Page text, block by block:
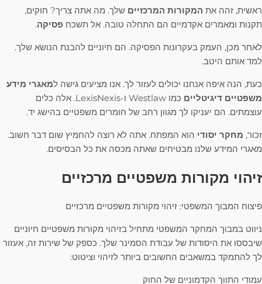
ראשית, זהה את המקורות המרכזיים שלך. מה אתה צריך? חוקים,
תקנות ומאמרים אקדמיים הם התחלה טובה. אל תשכח פסיקה.
לאחר מכן, העמק בעקרונות הפסיקה. הם חיוניים להבנת הנושא שלך.
למד אותם היטב.
כעת, הנה איפה אנחנו יכולים לעזור לך. אנו מציעים גישה למאגרי מידע
משפטיים דיגיטליים
כמו Westlaw ו-LexisNexis. אלה כלים
עוצמתים. הם יעניקו לך מגוון רחב של חומרים משפטיים בהישג יד.
זכור, מחקר יסודי הוא המפתח. אתה לא רוצה להחמיץ שום דבר חשוב.
מאגרי המידע שלנו מבטיחים שאתה מכסה את כל הבסיסים.
זיהוי מקורות משפטיים מרכזיים
פיצוח המבוך המשפטי: זיהוי מקורות משפטיים מרכזיים
ניווט במבוך המחקר המשפטי מתחיל בזיהוי מקורות משפטיים חיוניים
שיבססו את היסודות של עבודת הסמינר שלך. כספק של שירות זה, אעזור
לך להתמקד במשאבים החשובים ביותר לזיהוי וציטוט:
עמודי התווך הקדמוניים של החוק